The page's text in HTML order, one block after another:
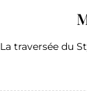
La traversée du